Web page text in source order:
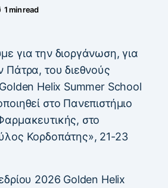
1 min read
για την διοργάνωση, για
του διεθνούς
Helix Summer School
στο Πανεπιστήμιο
στο
Κορδοπάτης», 21-23
2026 Golden Helix